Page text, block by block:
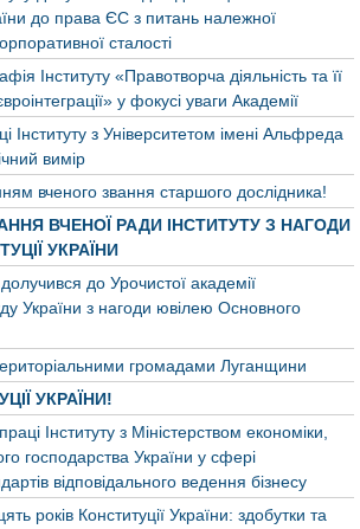
до права ЄС з питань належної
сталості
Інституту «Правотворча діяльність та її
у фокусі уваги Академії
Інституту з Університетом імені Альфреда
вимір
вченого звання старшого дослідника!
ВЧЕНОЇ РАДИ ІНСТИТУТУ З НАГОДИ
УКРАЇНИ
до Урочистої академії
України з нагоди ювілею Основного
громадами Луганщини
УКРАЇНИ!
Інституту з Міністерством економіки,
господарства України у сфері
відповідального ведення бізнесу
років Конституції України: здобутки та